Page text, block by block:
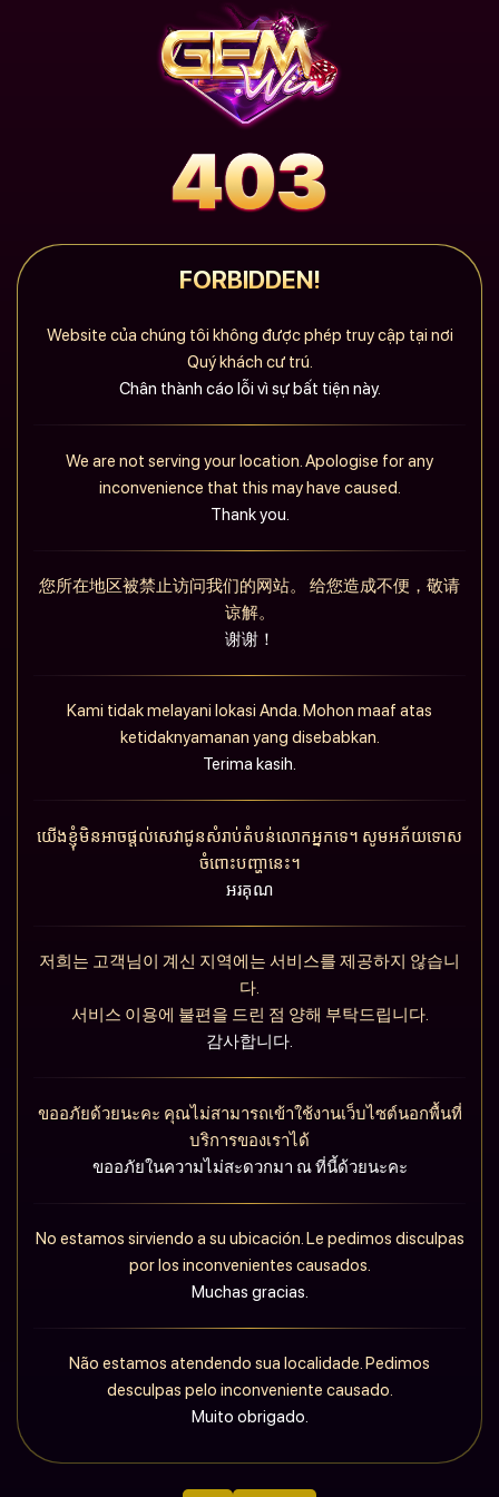
FORBIDDEN!
Website của chúng tôi không được phép truy cập tại nơi
Quý khách cư trú.
Chân thành cáo lỗi vì sự bất tiện này.
We are not serving your location. Apologise for any
inconvenience that this may have caused.
Thank you.
您所在地区被禁止访问我们的网站。 给您造成不便，敬请
谅解。
谢谢！
Kami tidak melayani lokasi Anda. Mohon maaf atas
ketidaknyamanan yang disebabkan.
Terima kasih.
យើងខ្ញុំមិនអាចផ្តល់សេវាជូនសំរាប់តំបន់លោកអ្នកទេ។ សូមអភ័យទោស
ចំពោះបញ្ហានេះ។
អរគុណ
저희는 고객님이 계신 지역에는 서비스를 제공하지 않습니
다.
서비스 이용에 불편을 드린 점 양해 부탁드립니다.
감사합니다.
ขออภัยด้วยนะคะ คุณไม่สามารถเข้าใช้งานเว็บไซต์นอกพื้นที่
บริการของเราได้
ขออภัยในความไม่สะดวกมา ณ ที่นี้ด้วยนะคะ
No estamos sirviendo a su ubicación. Le pedimos disculpas
por los inconvenientes causados.
Muchas gracias.
Não estamos atendendo sua localidade. Pedimos
desculpas pelo inconveniente causado.
Muito obrigado.